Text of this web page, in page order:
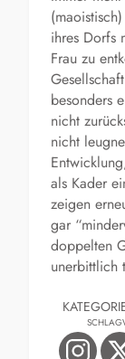
ihres Dorfs
Frau zu
besonders
nicht
nicht
als Kader
zeigen
gar
doppelten
unerbittlich